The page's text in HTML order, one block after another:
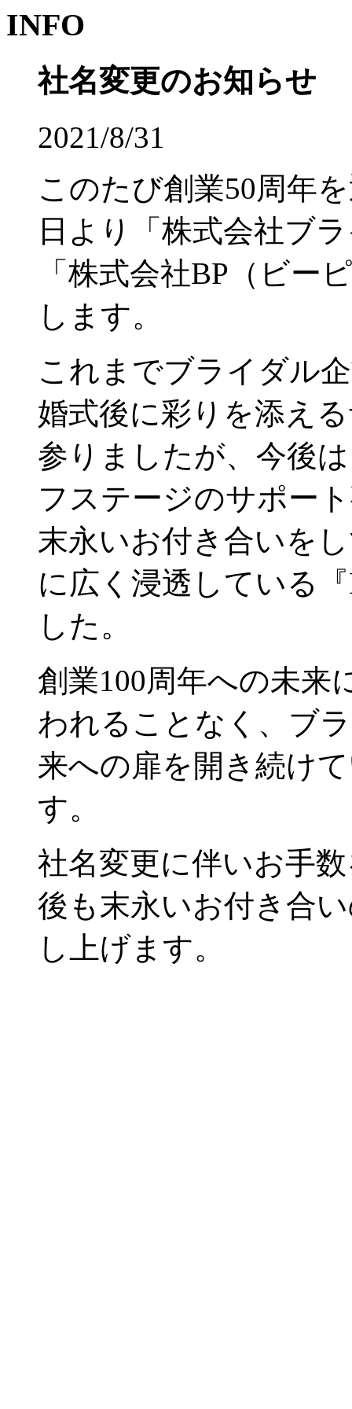
INFO
社名変更のお知らせ
2021/8/31
このたび創業50周年
日より「株式会社ブ
「株式会社BP（ビー
します。
これまでブライダル
婚式後に彩りを添え
参りましたが、今後
フステージのサポー
末永いお付き合いを
に広く浸透している
した。
創業100周年への未来
われることなく、ブ
来への扉を開き続け
す。
社名変更に伴いお手
後も末永いお付き合
し上げます。